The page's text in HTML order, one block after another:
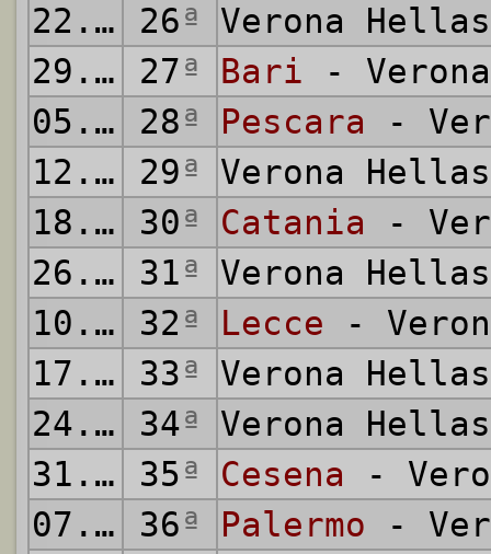
22.03.1981
26ª
Verona
29.03.1981
27ª Bari -
05.04.1981
28ª Pescara -
12.04.1981
29ª
Verona
18.04.1981
30ª Catania -
26.04.1981
31ª
Verona
10.05.1981
32ª Lecce -
17.05.1981
33ª
Verona
24.05.1981
34ª
Verona
31.05.1981
35ª Cesena -
07.06.1981
36ª Palermo -